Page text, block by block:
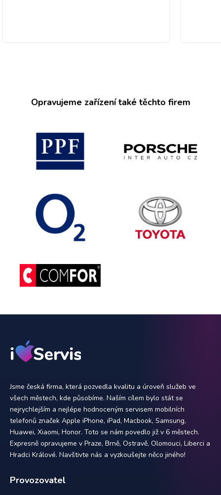
Opravujeme zařízení také těchto firem
Jsme česká firma, která pozvedla kvalitu a úroveň služeb ve
všech městech, kde působíme. Naším cílem bylo stát se
nejrychlejším a nejlépe hodnoceným servisem mobilních
telefonů značek Apple iPhone, iPad, Macbook, Samsung,
Huawei, Xiaomi, Honor. Toto se nám povedlo již v 6 městech.
Expresně opravujeme v Praze, Brně, Ostravě, Olomouci, Liberci a
Hradci Králové. Navštivte nás a vyzkoušejte něco jiného!
Provozovatel